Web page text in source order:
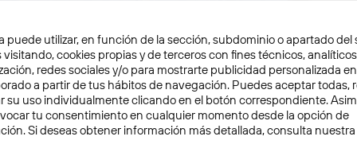
6 min
puede utilizar, en función de la sección, subdominio o apartado del
visitando, cookies propias y de terceros con fines técnicos,
redes sociales y/o para mostrarte publicidad personalizada
a partir de tus hábitos de navegación. Puedes aceptar todas,
su uso individualmente clicando en el botón correspondiente.
tu consentimiento en cualquier momento desde la opción de
Si deseas obtener información más detallada, consulta nuestra